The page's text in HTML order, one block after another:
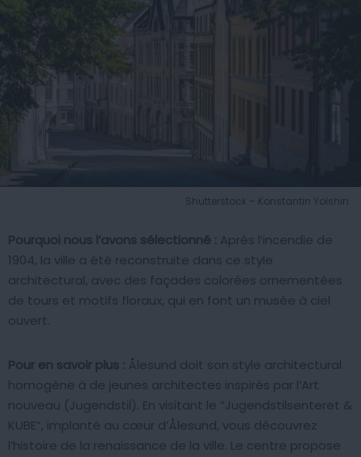
Shutterstock – Konstantin Yolshin
Pourquoi nous l’avons sélectionné : Après l’incendie de
1904, la ville a été reconstruite dans ce style
architectural, avec des façades colorées ornementées
de tours et motifs floraux, qui en font un musée à ciel
ouvert.
Pour en savoir plus : Ålesund doit son style architectural
homogène à de jeunes architectes inspirés par l’Art
nouveau (Jugendstil). En visitant le “Jugendstilsenteret &
KUBE”, implanté au cœur d’Ålesund, vous découvrez
l’histoire de la renaissance de la ville. Le centre propose